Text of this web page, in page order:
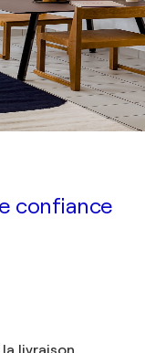
confiance